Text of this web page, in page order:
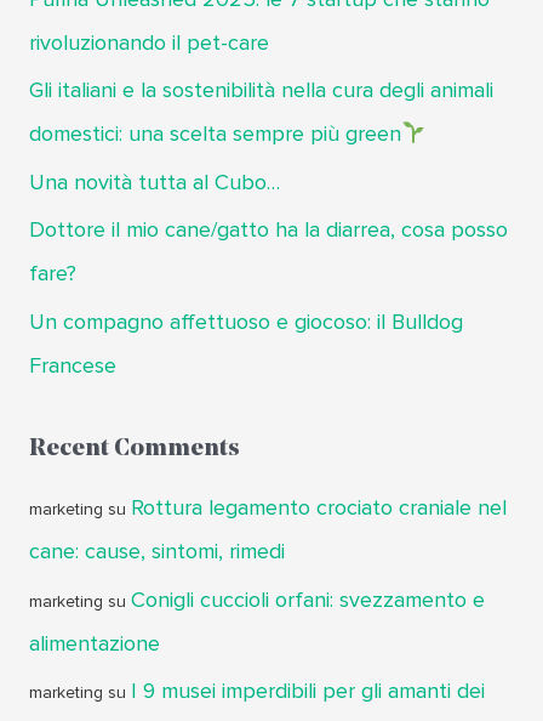
rivoluzionando il pet-care
Gli italiani e la sostenibilità nella cura degli animali
domestici: una scelta sempre più green
Una novità tutta al Cubo…
Dottore il mio cane/gatto ha la diarrea, cosa posso
fare?
Un compagno affettuoso e giocoso: il Bulldog
Francese
Recent Comments
marketing su Rottura legamento crociato craniale nel
cane: cause, sintomi, rimedi
marketing su Conigli cuccioli orfani: svezzamento e
alimentazione
marketing su I 9 musei imperdibili per gli amanti dei